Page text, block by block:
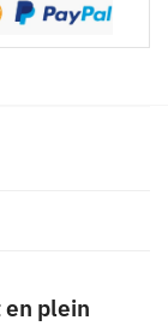
en plein